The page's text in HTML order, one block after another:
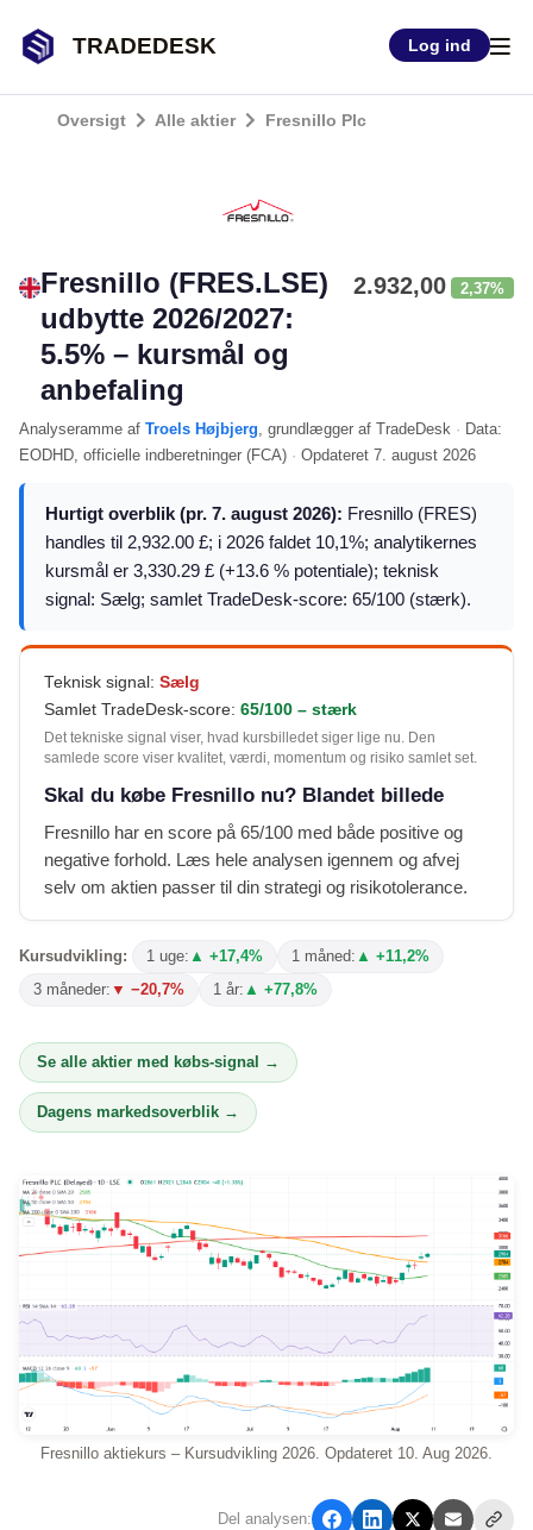
TRADEDESK Log ind
Oversigt Alle aktier Fresnillo Plc
Fresnillo (FRES.LSE)
udbytte 2026/2027:
5.5% – kursmål og
anbefaling
2.932,00 2,37%
Analyseramme af Troels Højbjerg, grundlægger af TradeDesk · Data:
EODHD, officielle indberetninger (FCA) · Opdateret 7. august 2026
Hurtigt overblik (pr. 7. august 2026): Fresnillo (FRES)
handles til 2,932.00 £; i 2026 faldet 10,1%; analytikernes
kursmål er 3,330.29 £ (+13.6 % potentiale); teknisk
signal: Sælg; samlet TradeDesk-score: 65/100 (stærk).
Teknisk signal: Sælg
Samlet TradeDesk-score: 65/100 – stærk
Det tekniske signal viser, hvad kursbilledet siger lige nu. Den
samlede score viser kvalitet, værdi, momentum og risiko samlet set.
Skal du købe Fresnillo nu? Blandet billede
Fresnillo har en score på 65/100 med både positive og
negative forhold. Læs hele analysen igennem og afvej
selv om aktien passer til din strategi og risikotolerance.
Kursudvikling: 1 uge: ▲ +17,4% 1 måned: ▲ +11,2%
3 måneder: ▼ −20,7% 1 år: ▲ +77,8%
Se alle aktier med købs-signal →
Dagens markedsoverblik →
Fresnillo aktiekurs – Kursudvikling 2026. Opdateret 10. Aug 2026.
Del analysen: